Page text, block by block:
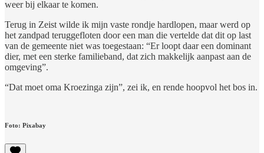
weer bij elkaar te komen.
Terug in Zeist wilde ik mijn vaste rondje hardlopen, maar werd op
het zandpad teruggefloten door een man die vertelde dat dit op last
van de gemeente niet was toegestaan: “Er loopt daar een dominant
dier, met een sterke familieband, dat zich makkelijk aanpast aan de
omgeving”.
“Dat moet oma Kroezinga zijn”, zei ik, en rende hoopvol het bos in.
Foto: Pixabay